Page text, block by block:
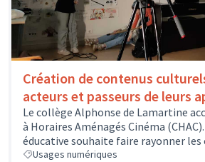
Création de contenus
acteurs et passeurs de leurs
Le collège Alphonse de Lamartine
à Horaires Aménagés Cinéma
éducative souhaite faire rayonner les
Usages numériques